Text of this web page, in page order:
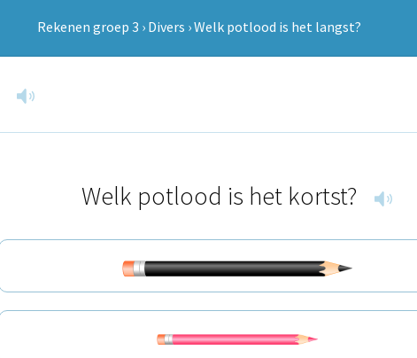
Rekenen groep 3 › Divers ›Welk potlood is het langst?
Welk potlood is het kortst?